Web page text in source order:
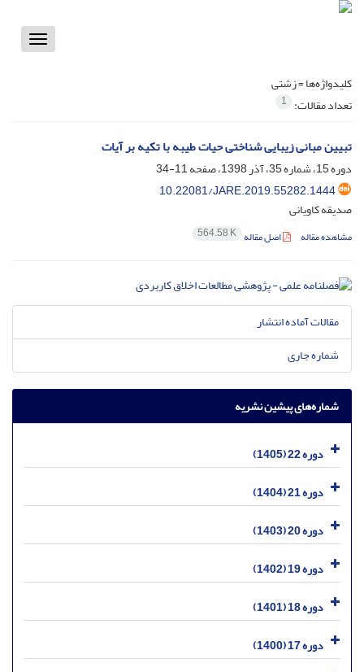
Toggle
کلیدواژه‌ها =زشتی
تعداد مقالات: 1
تبیین مبانی زیبایی شناختی حیات طیبه با تکیه بر آیات
دوره 15، شماره 35، آذر 1398، صفحه
11-34
10.22081/JARE.2019.55282.1444
صدیقه کاویانی
مشاهده مقاله اصل مقاله 564.58 K
مقالات آماده انتشار
شماره جاری
شماره‌های پیشین نشریه
دوره 22 (1405)
دوره 21 (1404)
دوره 20 (1403)
دوره 19 (1402)
دوره 18 (1401)
دوره 17 (1400)